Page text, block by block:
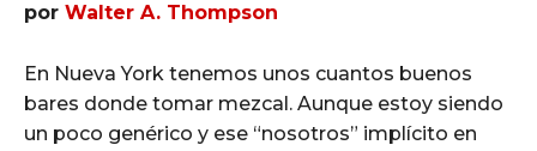
por Walter A. Thompson
En Nueva York tenemos unos cuantos buenos
bares donde tomar mezcal. Aunque estoy siendo
un poco genérico y ese “nosotros” implícito en